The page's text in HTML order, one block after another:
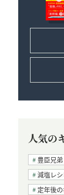
人気の
豊臣兄弟
減塩レ
定年後